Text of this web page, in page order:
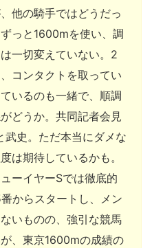
他の騎手ではどうだっ
っと1600mを使い、調
一切変えていない。2
コンタクトを取ってい
いるのも一緒で、順調
どうか。共同記者会見
武史。ただ本当にダメな
は期待しているかも。
ーイヤーSでは徹底的
からスタートし、メン
いものの、強引な競馬
、東京1600mの成績の